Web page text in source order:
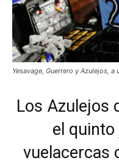
Yesavage, Guerrero y Azulejos,
Los Azulejos
el
vuelacercas